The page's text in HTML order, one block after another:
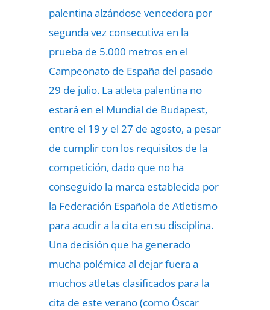
palentina alzándose vencedora por
segunda vez consecutiva en la
prueba de 5.000 metros en el
Campeonato de España del pasado
29 de julio. La atleta palentina no
estará en el Mundial de Budapest,
entre el 19 y el 27 de agosto, a pesar
de cumplir con los requisitos de la
competición, dado que no ha
conseguido la marca establecida por
la Federación Española de Atletismo
para acudir a la cita en su disciplina.
Una decisión que ha generado
mucha polémica al dejar fuera a
muchos atletas clasificados para la
cita de este verano (como Óscar